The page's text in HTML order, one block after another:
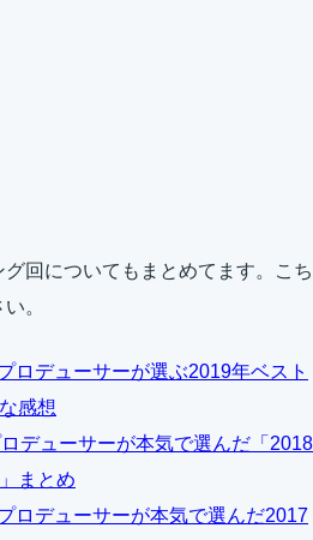
回についてもまとめてます。こち
。
ロデューサーが選ぶ2019年ベスト
感想
デューサーが本気で選んだ「2018
まとめ
ロデューサーが本気で選んだ2017